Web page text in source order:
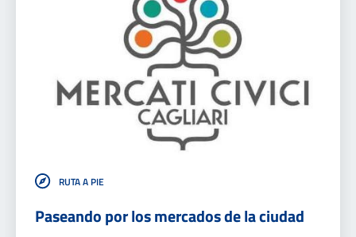
RUTA A PIE
Paseando por los mercados de la ciudad